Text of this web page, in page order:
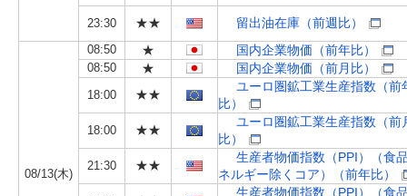
23:30 ★★ 留出油在庫（前週比）
08/13(木)
08:50 ★ 国内企業物価（前年比）
08:50 ★ 国内企業物価（前月比）
18:00 ★★
ユーロ圏鉱工業生産指数（前
比）
18:00 ★★
ユーロ圏鉱工業生産指数（前
比）
21:30 ★★
生産者物価指数（PPI）（食
ネルギー除くコア）（前年比）
生産者物価指数（PPI）（食